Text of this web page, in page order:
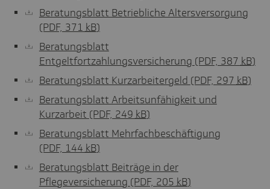
Beratungsblatt Betriebliche Altersversorgung
(PDF, 371 kB)
Beratungsblatt
Entgeltfortzahlungsversicherung (PDF, 387 kB)
Beratungsblatt Kurzarbeitergeld (PDF, 297 kB)
Beratungsblatt Arbeitsunfähigkeit und
Kurzarbeit (PDF, 249 kB)
Beratungsblatt Mehrfachbeschäftigung
(PDF, 144 kB)
Beratungsblatt Beiträge in der
Pflegeversicherung (PDF, 205 kB)